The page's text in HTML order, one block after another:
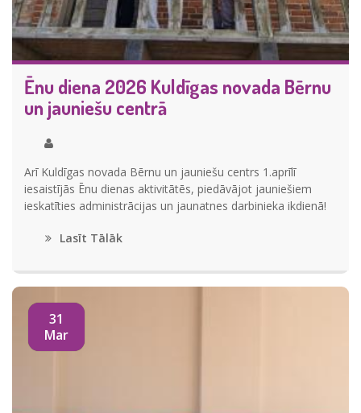
Ēnu diena 2026 Kuldīgas novada Bērnu
un jauniešu centrā
Arī Kuldīgas novada Bērnu un jauniešu centrs 1.aprīlī
iesaistījās Ēnu dienas aktivitātēs, piedāvājot jauniešiem
ieskatīties administrācijas un jaunatnes darbinieka ikdienā!
Lasīt Tālāk
31
Mar